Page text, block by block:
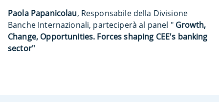
Paola Papanicolau, Responsabile della Divisione
Banche Internazionali, parteciperà al panel "Growth,
Change, Opportunities. Forces shaping CEE's banking
sector"